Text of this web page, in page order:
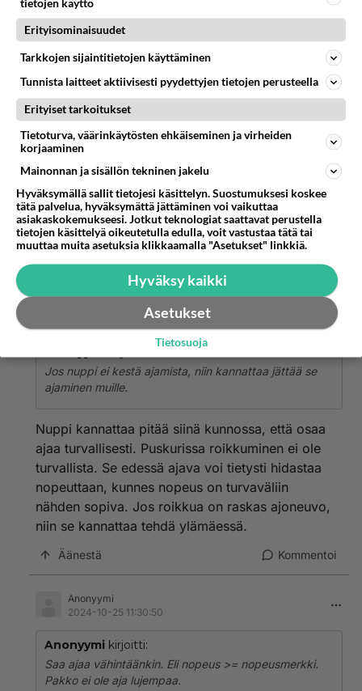
Anonyymi
Anonyymikirjoitti:
Juu, ellei ole ko. tilanteessa viisasta ajaa hieman
lujempaa.
Näinpä. Oikeaa tilannenopeutta ei näe
liikennemerkeistä, koska niitä ei ehditä koko ajan
vaihtamaan kulloiseenkin olosuhteeseen
sopiviksi. Vain kuljettaja voi päätellä siihen
hetkeen sopivan nopeuden.
Äänestä Kommentoi
2024-10-25 08:29:36
Jos nuppi ei kestä ajamista, niin kannattaa jättää se
ajaminen muille.
Nuppi kannattaa pitää siinä kunnossa, että osaa
ajaa turvallisesti. Puskurissa roikkuminen ei ole
turvallista. Se edessä ajava voi tietysti hidastaa
nopeuttaan, kunnes nopeus on turvaväliin
nähden sopiva. Jos roikkua on raskas ajoneuvo,
niin se kannattaa tehdä ylämäessä.
Äänestä Kommentoi
Anonyymi
2024-10-25 11:30:50
Anonyymi kirjoitti:
Saa ajaa vähintäänkin. Eli nopeus >= nopeusmerkki.
Pakko ei ole aja lujempaa.
tietojen käyttö
Erityisominaisuudet
Tarkkojen sijaintitietojen käyttäminen
Tunnista laitteet aktiivisesti pyydettyjen tietojen perusteella
Erityiset tarkoitukset
Tietoturva, väärinkäytösten ehkäiseminen ja virheiden
korjaaminen
Mainonnan ja sisällön tekninen jakelu
Hyväksymällä sallit tietojesi käsittelyn. Suostumuksesi koskee
tätä palvelua, hyväksymättä jättäminen voi vaikuttaa
asiakaskokemukseesi. Jotkut teknologiat saattavat perustella
tietojen käsittelyä oikeutetulla edulla, voit vastustaa tätä tai
muuttaa muita asetuksia klikkaamalla "Asetukset" linkkiä.
Hyväksy kaikki
Asetukset
Tietosuoja